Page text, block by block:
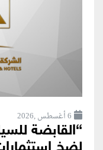
6 أغسطس ,2026
“القابضة